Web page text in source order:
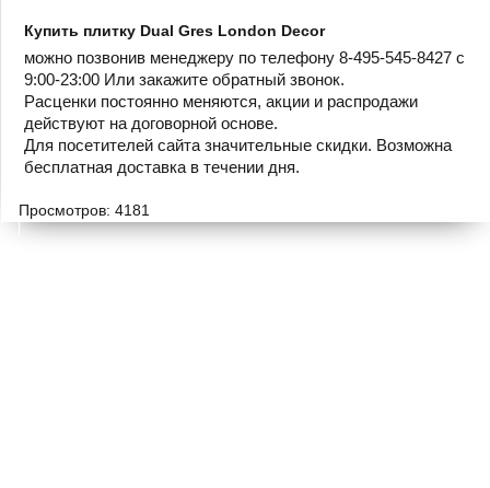
Купить плитку Dual Gres London Decor
можно позвонив менеджеру по телефону 8-495-545-8427 с
9:00-23:00 Или закажите обратный звонок.
Расценки постоянно меняются, акции и распродажи
действуют на договорной основе.
Для посетителей сайта значительные скидки. Возможна
бесплатная доставка в течении дня.
Просмотров: 4181